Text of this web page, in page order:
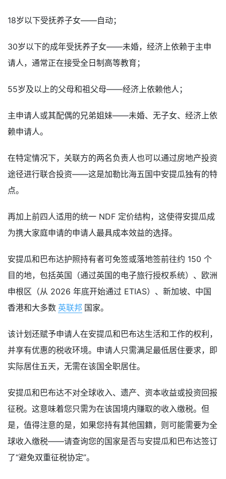
18岁以下受抚养子女——自动；
30岁以下的成年受抚养子女——未婚，经济上依赖于主申
请人，通常正在接受全日制高等教育；
55岁及以上的父母和祖父母——经济上依赖他人；
主申请人或其配偶的兄弟姐妹——未婚、无子女、经济上依
赖申请人。
在特定情况下，关联方的两名负责人也可以通过房地产投资
途径进行联合投资——这是加勒比海五国中安提瓜独有的特
点。
再加上前四人适用的统一 NDF 定价结构，这使得安提瓜成
为携大家庭申请的申请人最具成本效益的选择。
安提瓜和巴布达护照持有者可免签或落地签前往约 150 个
目的地，包括英国（通过英国的电子旅行授权系统）、欧洲
申根区（从 2026 年底开始通过 ETIAS）、新加坡、中国
香港和大多数 英联邦 国家。
该计划还赋予申请人在安提瓜和巴布达生活和工作的权利，
并享有优惠的税收环境。申请人只需满足最低居住要求，即
实际居住五天，无需在该国全职居住。
安提瓜和巴布达不对全球收入、遗产、资本收益或投资回报
征税。这意味着您只需为在该国境内赚取的收入缴税。但
是，值得注意的是，如果您持有其他国籍，则可能需要为全
球收入缴税——请查询您的国家是否与安提瓜和巴布达签订
了“避免双重征税协定”。